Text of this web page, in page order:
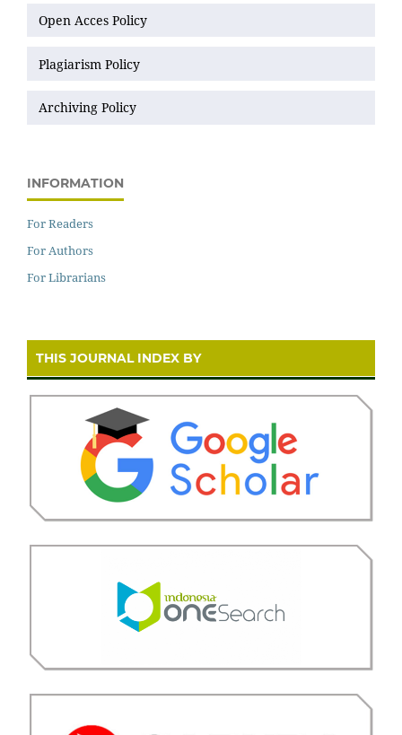
Open Acces Policy
Plagiarism Policy
Archiving Policy
INFORMATION
For Readers
For Authors
For Librarians
THIS JOURNAL INDEX BY